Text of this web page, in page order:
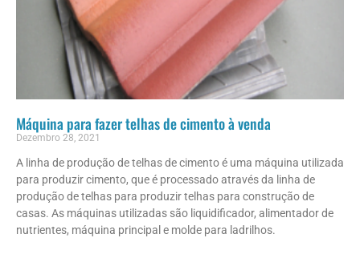
Máquina para fazer telhas de cimento à venda
Dezembro 28, 2021
A linha de produção de telhas de cimento é uma máquina utilizada
para produzir cimento, que é processado através da linha de
produção de telhas para produzir telhas para construção de
casas. As máquinas utilizadas são liquidificador, alimentador de
nutrientes, máquina principal e molde para ladrilhos.